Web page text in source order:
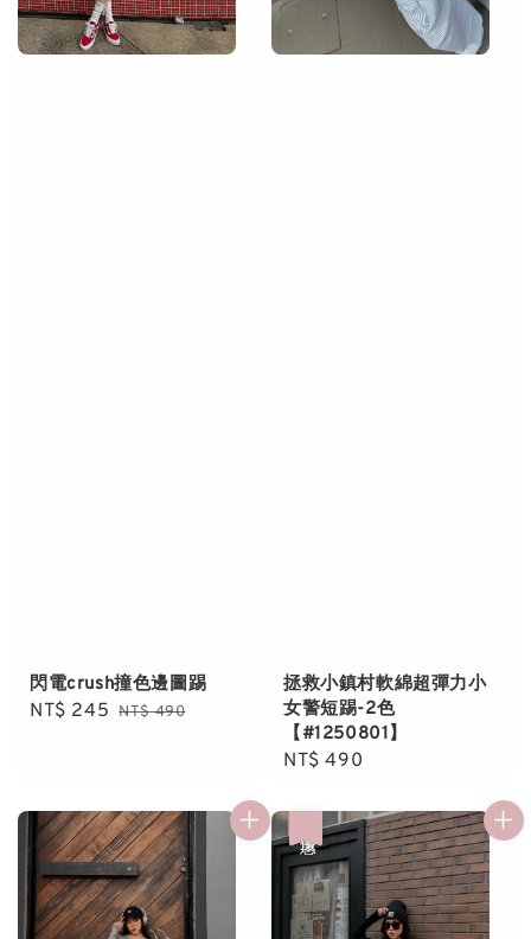
閃電crush撞色邊圖踢
Sale
NT$ 245 Regular
NT$ 490
拯救小鎮村軟綿超彈力小
女警短踢-2色
【#1250801】
Regular
NT$ 490